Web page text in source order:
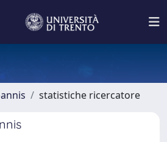
statistiche ricercatore